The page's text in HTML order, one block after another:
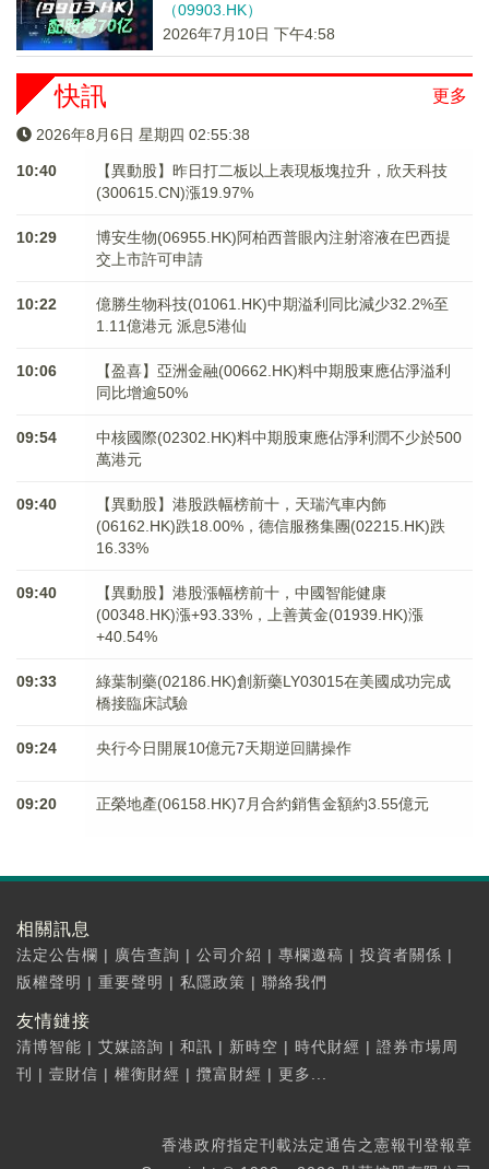
（09903.HK）
2026年7月10日 下午4:58
更多
快訊
2026年8月6日 星期四 02:55:38
10:40
【異動股】昨日打二板以上表現板塊拉升，欣天科技
(300615.CN)漲19.97%
10:29
博安生物(06955.HK)阿柏西普眼內注射溶液在巴西提
交上市許可申請
10:22
億勝生物科技(01061.HK)中期溢利同比減少32.2%至
1.11億港元 派息5港仙
10:06
【盈喜】亞洲金融(00662.HK)料中期股東應佔淨溢利
同比增逾50%
09:54
中核國際(02302.HK)料中期股東應佔淨利潤不少於500
萬港元
09:40
【異動股】港股跌幅榜前十，天瑞汽車内飾
(06162.HK)跌18.00%，德信服務集團(02215.HK)跌
16.33%
09:40
【異動股】港股漲幅榜前十，中國智能健康
(00348.HK)漲+93.33%，上善黃金(01939.HK)漲
+40.54%
09:33
綠葉制藥(02186.HK)創新藥LY03015在美國成功完成
橋接臨床試驗
09:24 央行今日開展10億元7天期逆回購操作
09:20 正榮地產(06158.HK)7月合約銷售金額約3.55億元
相關訊息
法定公告欄 | 廣告查詢 | 公司介紹 | 專欄邀稿 | 投資者關係 |
版權聲明 | 重要聲明 | 私隱政策 | 聯絡我們
友情鏈接
清博智能 | 艾媒諮詢 | 和訊 | 新時空 | 時代財經 | 證券市場周
刊
| 壹財信 | 權衡財經 | 攬富財經 | 更多...
香港政府指定刊載法定通告之憲報刊登報章